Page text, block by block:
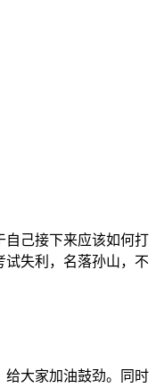
自己接下来应该如何打
试失利，名落孙山，不
给大家加油鼓劲。同时